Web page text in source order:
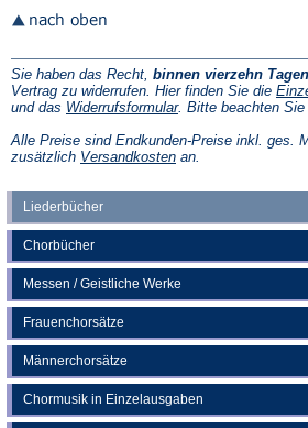
Liederbücher
Chorbücher
Messen / Geistliche Werke
Frauenchorsätze
Männerchorsätze
Chormusik in Einzelausgaben
Sie haben das Recht, binnen vierzehn Tagen
Vertrag zu widerrufen. Hier finden Sie die
und das Widerrufsformular(Öffnet
einem
neuen
. Bitte beachten Sie
Alle Preise sind Endkunden-Preise inkl. ges.
zusätzlich Versandkosten(Öffnet
an.